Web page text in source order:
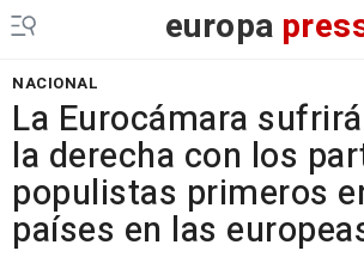
europa
NACIONAL
La Eurocámara
la derecha con los
populistas primeros
países en las